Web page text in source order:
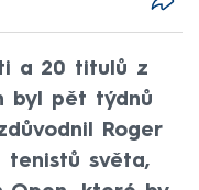
a 20 titulů z
byl pět týdnů
Roger
tenistů světa,